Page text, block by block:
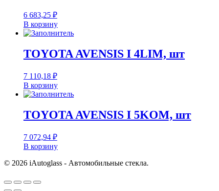
6 683,25 ₽
В корзину
TOYOTA AVENSIS I 4LIM, шт
7 110,18 ₽
В корзину
TOYOTA AVENSIS I 5KOM, шт
7 072,94 ₽
В корзину
© 2026 iAutoglass - Автомобильные стекла.